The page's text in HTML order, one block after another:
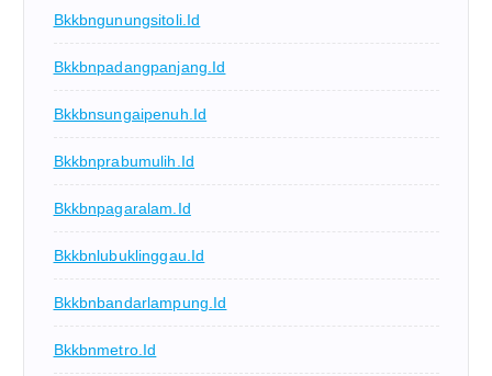
Bkkbngunungsitoli.id
Bkkbnpadangpanjang.id
Bkkbnsungaipenuh.id
Bkkbnprabumulih.id
Bkkbnpagaralam.id
Bkkbnlubuklinggau.id
Bkkbnbandarlampung.id
Bkkbnmetro.id